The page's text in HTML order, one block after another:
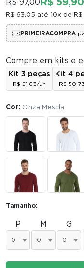
R$ 97,00 R$ 59,90
R$ 63,05 até 10x de R$
PRIMEIRACOMPRA
Compre em kits e
Kit 3 peças
R$ 51,63/un
Kit 4
R$
Cor: Cinza Mescla
Tamanho:
P
0
M
0
G
0